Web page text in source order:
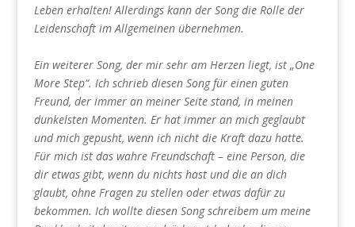
Leben erhalten! Allerdings kann der Song die Rolle der
Leidenschaft im Allgemeinen übernehmen.
Ein weiterer Song, der mir sehr am Herzen liegt, ist „One
More Step“. Ich schrieb diesen Song für einen guten
Freund, der immer an meiner Seite stand, in meinen
dunkelsten Momenten. Er hat immer an mich geglaubt
und mich gepusht, wenn ich nicht die Kraft dazu hatte.
Für mich ist das wahre Freundschaft – eine Person, die
dir etwas gibt, wenn du nichts hast und die an dich
glaubt, ohne Fragen zu stellen oder etwas dafür zu
bekommen. Ich wollte diesen Song schreibem um meine